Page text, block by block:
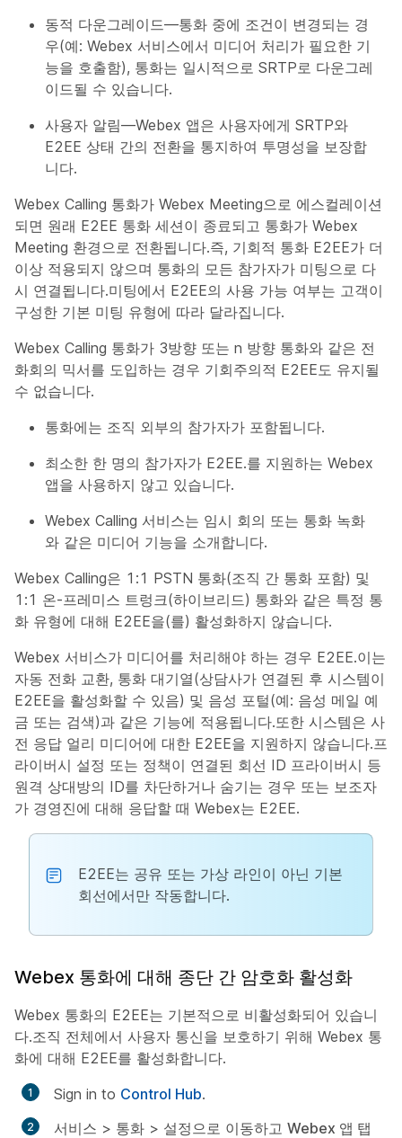
동적 다운그레이드—통화 중에 조건이 변경되는 경
우(예: Webex 서비스에서 미디어 처리가 필요한 기
능을 호출함), 통화는 일시적으로 SRTP로 다운그레
이드될 수 있습니다.
사용자 알림—Webex 앱은 사용자에게 SRTP와
E2EE 상태 간의 전환을 통지하여 투명성을 보장합
니다.
Webex Calling 통화가 Webex Meeting으로 에스컬레이션
되면 원래 E2EE 통화 세션이 종료되고 통화가 Webex
Meeting 환경으로 전환됩니다.즉, 기회적 통화 E2EE가 더
이상 적용되지 않으며 통화의 모든 참가자가 미팅으로 다
시 연결됩니다.미팅에서 E2EE의 사용 가능 여부는 고객이
구성한 기본 미팅 유형에 따라 달라집니다.
Webex Calling 통화가 3방향 또는 n 방향 통화와 같은 전
화회의 믹서를 도입하는 경우 기회주의적 E2EE도 유지될
수 없습니다.
통화에는 조직 외부의 참가자가 포함됩니다.
최소한 한 명의 참가자가 E2EE.를 지원하는 Webex
앱을 사용하지 않고 있습니다.
Webex Calling 서비스는 임시 회의 또는 통화 녹화
와 같은 미디어 기능을 소개합니다.
Webex Calling은 1:1 PSTN 통화(조직 간 통화 포함) 및
1:1 온-프레미스 트렁크(하이브리드) 통화와 같은 특정 통
화 유형에 대해 E2EE을(를) 활성화하지 않습니다.
Webex 서비스가 미디어를 처리해야 하는 경우 E2EE.이는
자동 전화 교환, 통화 대기열(상담사가 연결된 후 시스템이
E2EE을 활성화할 수 있음) 및 음성 포털(예: 음성 메일 예
금 또는 검색)과 같은 기능에 적용됩니다.또한 시스템은 사
전 응답 얼리 미디어에 대한 E2EE을 지원하지 않습니다.프
라이버시 설정 또는 정책이 연결된 회선 ID 프라이버시 등
원격 상대방의 ID를 차단하거나 숨기는 경우 또는 보조자
가 경영진에 대해 응답할 때 Webex는 E2EE.
E2EE는 공유 또는 가상 라인이 아닌 기본
회선에서만 작동합니다.
Webex 통화에 대해 종단 간 암호화 활성화
Webex 통화의 E2EE는 기본적으로 비활성화되어 있습니
다.조직 전체에서 사용자 통신을 보호하기 위해 Webex 통
화에 대해 E2EE를 활성화합니다.
Sign in to Control Hub.
서비스 > 통화 > 설정으로 이동하고 Webex 앱 탭